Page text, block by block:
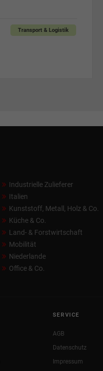
Transport & Logistik
Industrielle Zulieferer
Italien
Kunststoff, Metall, Holz & Co.
Küche & Co.
Land- & Forstwirtschaft
Mobilität
Niederlande
Office & Co.
SERVICE
AGB
Datenschutz
Impressum